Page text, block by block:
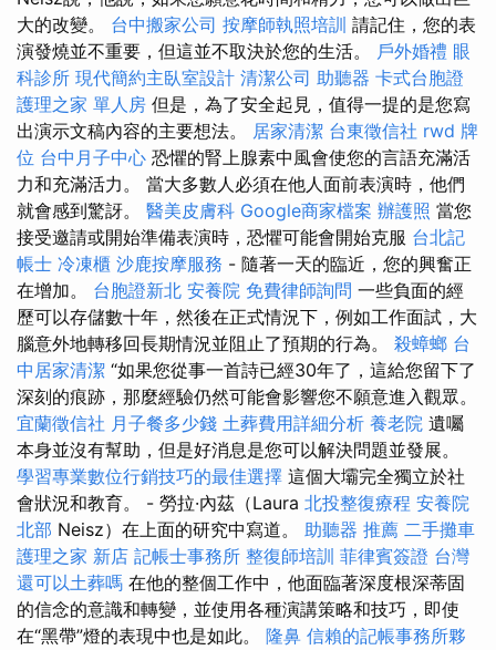
大的改變。 台中搬家公司 按摩師執照培訓 請記住，您的表
演發燒並不重要，但這並不取決於您的生活。 戶外婚禮 眼
科診所 現代簡約主臥室設計 清潔公司 助聽器 卡式台胞證
護理之家 單人房 但是，為了安全起見，值得一提的是您寫
出演示文稿內容的主要想法。 居家清潔 台東徵信社 rwd 牌
位 台中月子中心 恐懼的腎上腺素中風會使您的言語充滿活
力和充滿活力。 當大多數人必須在他人面前表演時，他們
就會感到驚訝。 醫美皮膚科 Google商家檔案 辦護照 當您
接受邀請或開始準備表演時，恐懼可能會開始克服 台北記
帳士 冷凍櫃 沙鹿按摩服務 - 隨著一天的臨近，您的興奮正
在增加。 台胞證新北 安養院 免費律師詢問 一些負面的經
歷可以存儲數十年，然後在正式情況下，例如工作面試，大
腦意外地轉移回長期情況並阻止了預期的行為。 殺蟑螂 台
中居家清潔 “如果您從事一首詩已經30年了，這給您留下了
深刻的痕跡，那麼經驗仍然可能會影響您不願意進入觀眾。
宜蘭徵信社 月子餐多少錢 土葬費用詳細分析 養老院 遺囑
本身並沒有幫助，但是好消息是您可以解決問題並發展。
學習專業數位行銷技巧的最佳選擇 這個大壩完全獨立於社
會狀況和教育。 - 勞拉·內茲（Laura 北投整復療程 安養院
北部 Neisz）在上面的研究中寫道。 助聽器 推薦 二手攤車
護理之家 新店 記帳士事務所 整復師培訓 菲律賓簽證 台灣
還可以土葬嗎 在他的整個工作中，他面臨著深度根深蒂固
的信念的意識和轉變，並使用各種演講策略和技巧，即使
在“黑帶”燈的表現中也是如此。 隆鼻 信賴的記帳事務所夥